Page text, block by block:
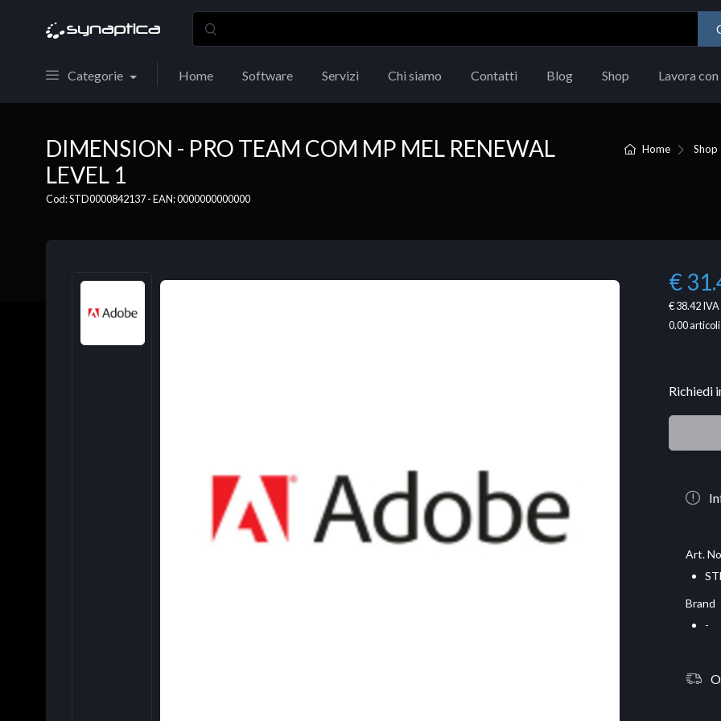
Categorie Home Software Servizi Chi siamo Contatti Blog Shop Lavora con
Home Shop
DIMENSION - PRO TEAM COM MP MEL RENEWAL
LEVEL 1
Cod: STD0000842137 - EAN: 0000000000000
€
€ 38.42IVA
0.00
Richiedi
Art.
Brand
-